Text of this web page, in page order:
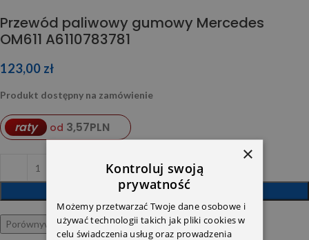
Przewód paliwowy gumowy Mercedes
OM611 A6110783781
123,00 zł
Produkt dostępny na zamówienie
raty od 3,57PLN
DODAJ DO KOSZYKA
Porównywarka Ulubione
×
Kontroluj swoją
prywatność
Możemy przetwarzać Twoje dane osobowe i
używać technologii takich jak pliki cookies w
celu świadczenia usług oraz prowadzenia